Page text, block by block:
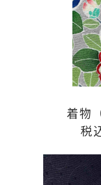
着物
税